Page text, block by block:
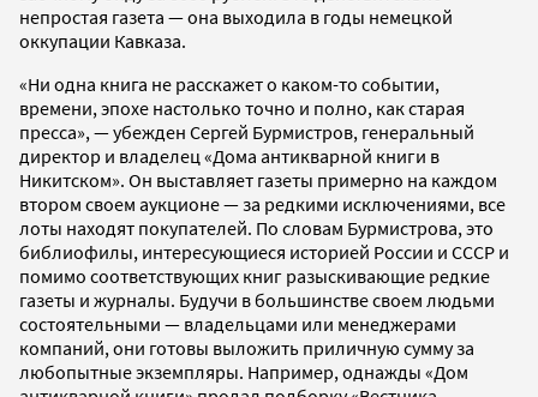
непростая газета — она выходила в годы немецкой
оккупации Кавказа.
«Ни одна книга не расскажет о каком-то событии,
времени, эпохе настолько точно и полно, как старая
пресса», — убежден Сергей Бурмистров, генеральный
директор и владелец «Дома антикварной книги в
Никитском». Он выставляет газеты примерно на каждом
втором своем аукционе — за редкими исключениями, все
лоты находят покупателей. По словам Бурмистрова, это
библиофилы, интересующиеся историей России и СССР и
помимо соответствующих книг разыскивающие редкие
газеты и журналы. Будучи в большинстве своем людьми
состоятельными — владельцами или менеджерами
компаний, они готовы выложить приличную сумму за
любопытные экземпляры. Например, однажды «Дом